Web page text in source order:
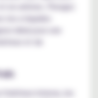
en arômes. Plongez
les e-liquides
idéal pour une
et de
intense, les